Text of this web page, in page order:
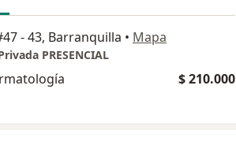
- 43, Barranquilla • Mapa
PRESENCIAL
$ 210.000